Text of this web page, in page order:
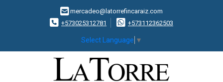
mercadeo@latorrefincaraiz.com
+573025312781
+573112362503
Select Language ▼